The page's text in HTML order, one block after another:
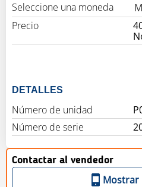
Seleccione una moneda
Precio
DETALLES
Número de unidad
Número de serie
Contactar al vendedor
Mostrar